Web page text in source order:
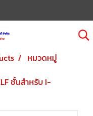
หมวดหมู่
ชั้นสำหรับ I-